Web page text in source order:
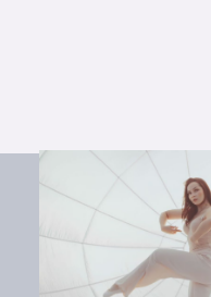
Mitgliedschaft: "Studio77, Tanz- und
Ensemble: Showtanz 1,